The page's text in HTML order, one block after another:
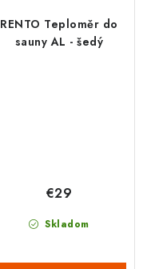
RENTO Teploměr do
sauny AL - šedý
Skladom
€29